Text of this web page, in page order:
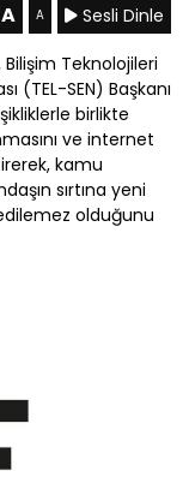
A A
Sesli Dinle
Bilişim Teknolojileri
(TEL-SEN) Başkanı
birlikte
ve internet
kamu
sırtına yeni
olduğunu